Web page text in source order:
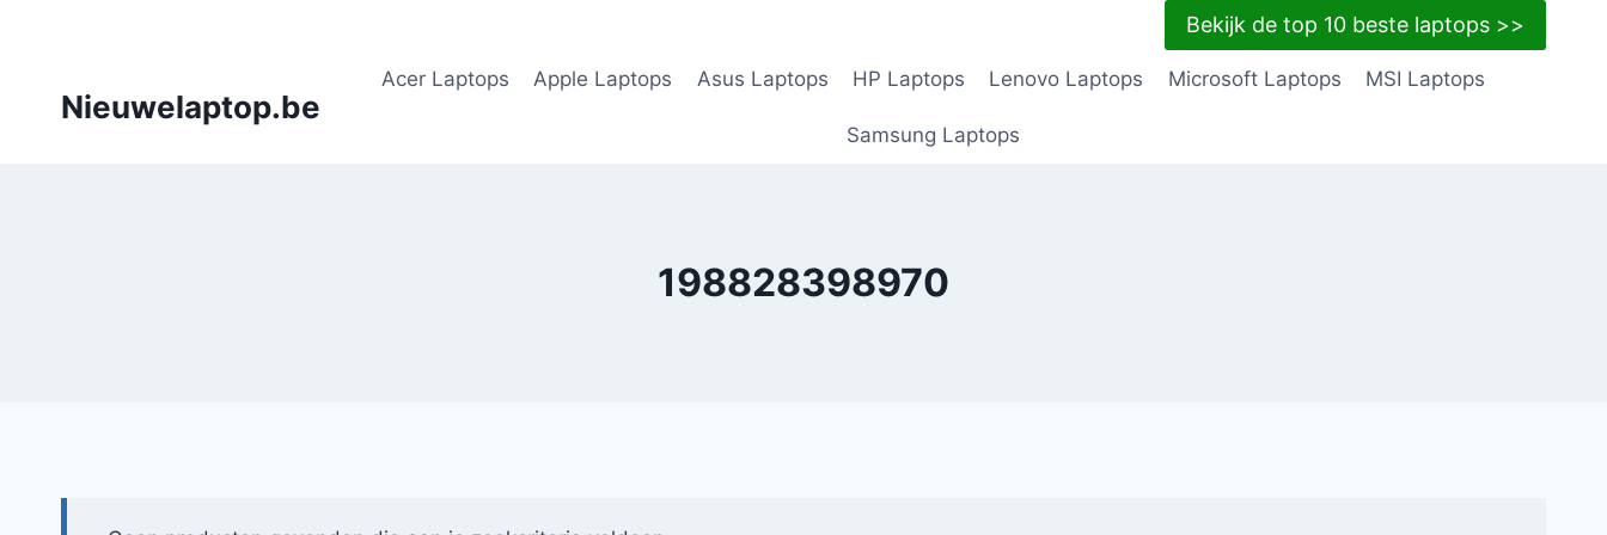
Bekijk de top 10 beste laptops >>
Nieuwelaptop.be
Acer Laptops Apple Laptops Asus Laptops HP Laptops Lenovo Laptops Microsoft Laptops MSI Laptops
Samsung Laptops
198828398970